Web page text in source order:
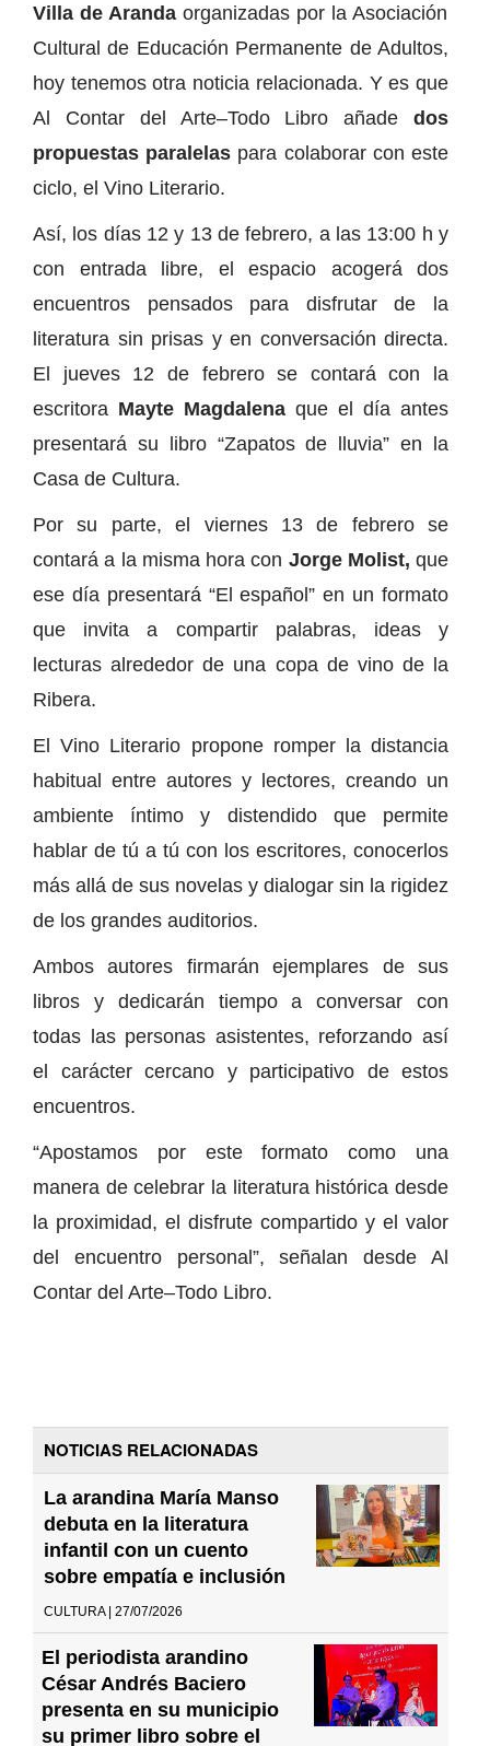
Villa de Aranda organizadas por la Asociación
Cultural de Educación Permanente de Adultos,
hoy tenemos otra noticia relacionada. Y es que
Al Contar del Arte–Todo Libro añade dos
propuestas paralelas para colaborar con este
ciclo, el Vino Literario.
Así, los días 12 y 13 de febrero, a las 13:00 h y
con entrada libre, el espacio acogerá dos
encuentros pensados para disfrutar de la
literatura sin prisas y en conversación directa.
El jueves 12 de febrero se contará con la
escritora Mayte Magdalena que el día antes
presentará su libro “Zapatos de lluvia” en la
Casa de Cultura.
Por su parte, el viernes 13 de febrero se
contará a la misma hora con Jorge Molist, que
ese día presentará “El español” en un formato
que invita a compartir palabras, ideas y
lecturas alrededor de una copa de vino de la
Ribera.
El Vino Literario propone romper la distancia
habitual entre autores y lectores, creando un
ambiente íntimo y distendido que permite
hablar de tú a tú con los escritores, conocerlos
más allá de sus novelas y dialogar sin la rigidez
de los grandes auditorios.
Ambos autores firmarán ejemplares de sus
libros y dedicarán tiempo a conversar con
todas las personas asistentes, reforzando así
el carácter cercano y participativo de estos
encuentros.
“Apostamos por este formato como una
manera de celebrar la literatura histórica desde
la proximidad, el disfrute compartido y el valor
del encuentro personal”, señalan desde Al
Contar del Arte–Todo Libro.
NOTICIAS RELACIONADAS
La arandina María Manso
debuta en la literatura
infantil con un cuento
sobre empatía e inclusión
CULTURA | 27/07/2026
El periodista arandino
César Andrés Baciero
presenta en su municipio
su primer libro sobre el